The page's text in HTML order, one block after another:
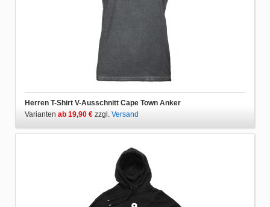
Herren T-Shirt V-Ausschnitt Cape Town Anker
Varianten ab 19,90 € zzgl. Versand